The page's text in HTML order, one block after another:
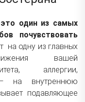
один из самых
почувствовать
на одну из главных
вашей
аллергии,
на внутреннюю
подавляющее